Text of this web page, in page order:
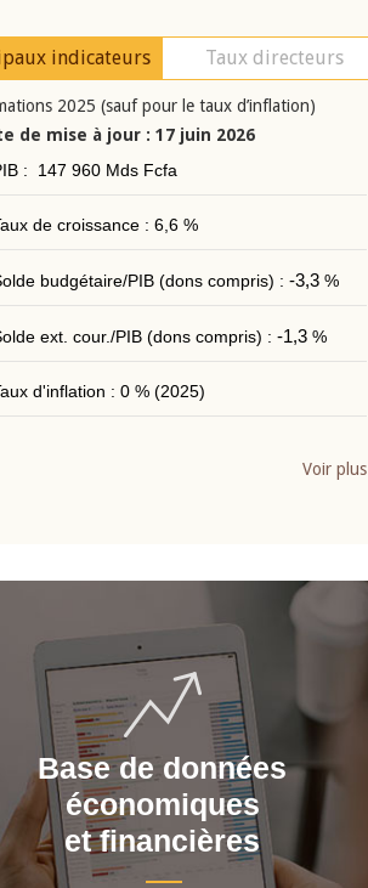
indicateurs Taux directeurs
2025 (sauf pour le taux d’inflation)
de mise à jour : 17 juin 2026
: 147 960 Mds Fcfa
de croissance : 6,6 %
budgétaire/PIB (dons compris) : -3,3%
ext. cour./PIB (dons compris) : -1,3%
d'inflation : 0 % (2025)
Voir plus
Base de données
économiques
et financières